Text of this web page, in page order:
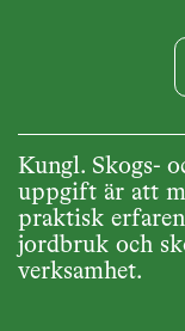
Kungl. Skogs-
uppgift är att
praktisk
jordbruk och
verksamhet.